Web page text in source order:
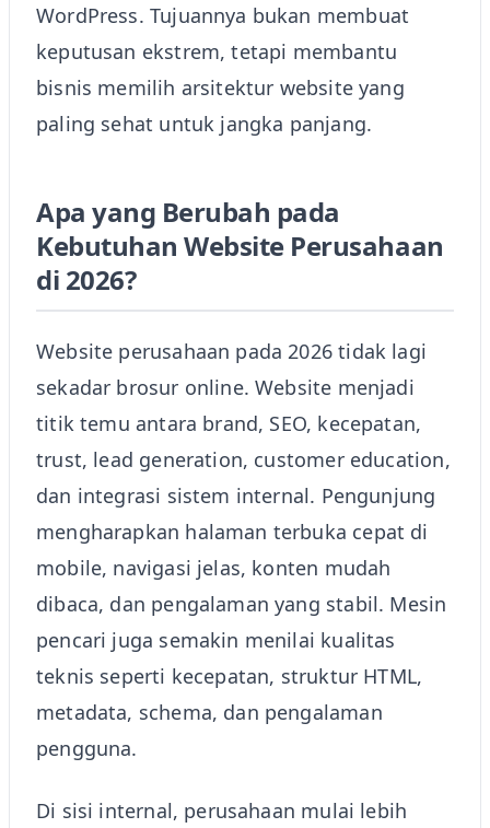
WordPress. Tujuannya bukan membuat
keputusan ekstrem, tetapi membantu
bisnis memilih arsitektur website yang
paling sehat untuk jangka panjang.
Apa yang Berubah pada
Kebutuhan Website Perusahaan
di 2026?
Website perusahaan pada 2026 tidak lagi
sekadar brosur online. Website menjadi
titik temu antara brand, SEO, kecepatan,
trust, lead generation, customer education,
dan integrasi sistem internal. Pengunjung
mengharapkan halaman terbuka cepat di
mobile, navigasi jelas, konten mudah
dibaca, dan pengalaman yang stabil. Mesin
pencari juga semakin menilai kualitas
teknis seperti kecepatan, struktur HTML,
metadata, schema, dan pengalaman
pengguna.
Di sisi internal, perusahaan mulai lebih